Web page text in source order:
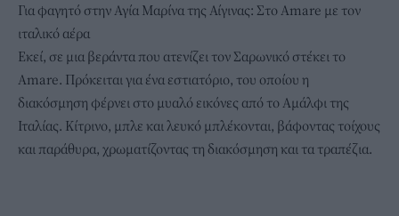
Για φαγητό στην Αγία Μαρίνα της Αίγινας: Στο Amare με τον
ιταλικό αέρα
Εκεί, σε μια βεράντα που ατενίζει τον Σαρωνικό στέκει το
Amare. Πρόκειται για ένα εστιατόριο, του οποίου η
διακόσμηση φέρνει στο μυαλό εικόνες από το Αμάλφι της
Ιταλίας. Κίτρινο, μπλε και λευκό μπλέκονται, βάφοντας τοίχους
και παράθυρα, χρωματίζοντας τη διακόσμηση και τα τραπέζια.